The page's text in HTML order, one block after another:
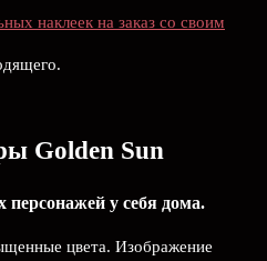
наклеек на заказ со своим
Golden Sun
у себя дома.
цвета. Изображение